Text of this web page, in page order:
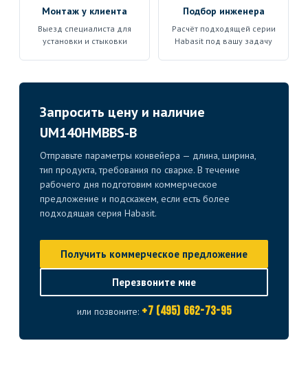
Монтаж у клиента
Выезд специалиста для
установки и стыковки
Подбор инженера
Расчёт подходящей серии
Habasit под вашу задачу
Запросить цену и наличие
UM140HMBBS-B
Отправьте параметры конвейера — длина, ширина,
тип продукта, требования по сварке. В течение
рабочего дня подготовим коммерческое
предложение и подскажем, если есть более
подходящая серия Habasit.
Получить коммерческое предложение
Перезвоните мне
или позвоните: +7 (495) 662-73-95